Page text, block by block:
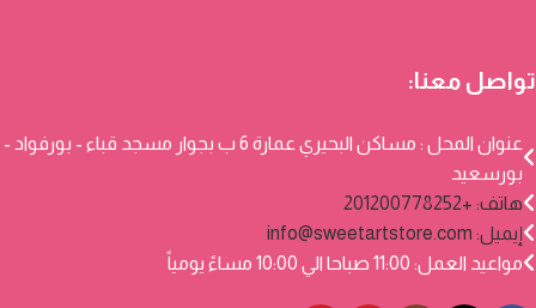
تواصل معنا:
عنوان المحل : مساكن البحيري عمارة 6 ب بجوار مسجد قباء - بورفواد -
بورسعيد
هاتف: +201200778252
إيميل: info@sweetartstore.com
مواعيد العمل: 11:00 صباحا الي 10:00 مساءً يومياً